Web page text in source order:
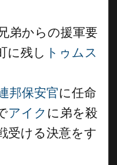
弟からの援軍要
に残し トゥムス
邦保安官に任命
アイク に弟を殺
受ける決意をす